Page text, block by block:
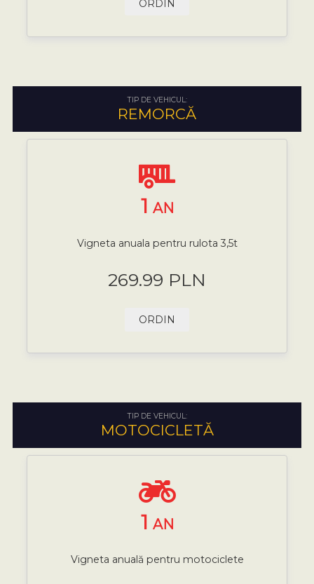
ORDIN
TIP DE VEHICUL:
REMORCĂ
1 AN
Vigneta anuala pentru rulota 3,5t
269.99 PLN
ORDIN
TIP DE VEHICUL:
MOTOCICLETĂ
1 AN
Vigneta anuală pentru motociclete